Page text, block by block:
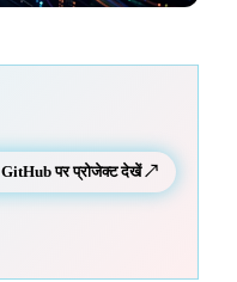
GitHub पर प्रोजेक्ट देखें ↗